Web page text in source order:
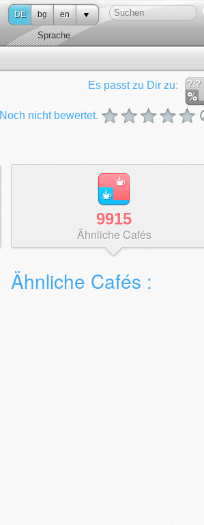
DE bg en
Sprache
?.?
Es passt zu Dir zu:
Noch nicht bewertet.
9915
Ähnliche Cafés
Ähnliche Cafés :